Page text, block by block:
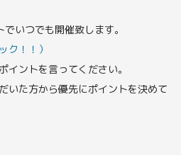
いつでも開催致します。
ク！！）
イントを言ってください。
いた方から優先にポイントを決めて